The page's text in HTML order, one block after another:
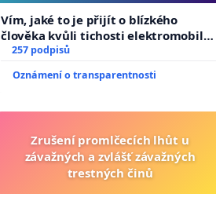
auta!
Vím, jaké to je přijít o blízkého
člověka kvůli tichosti elektromobilů,
nečekejme, až přibydou další,
257 podpisů
Oznámení o transparentnosti
Zrušení promlčecích lhůt u
závažných a zvlášť závažných
trestných činů